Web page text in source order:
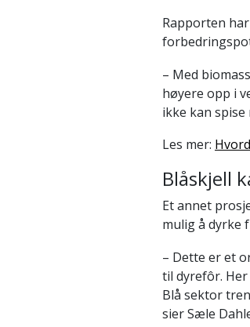
Rapporten
– Med
høyere opp i
ikke kan
Les mer:
Blåskjell
Et annet
mulig å dyrke
– Dette er et
til dyrefôr.
Blå sektor
sier Sæle